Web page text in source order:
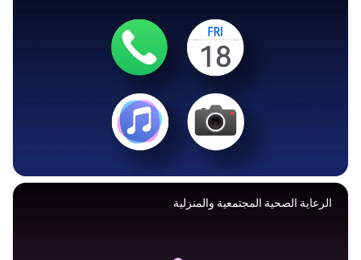
الرعاية الصحية المجتمعية والمنزلية